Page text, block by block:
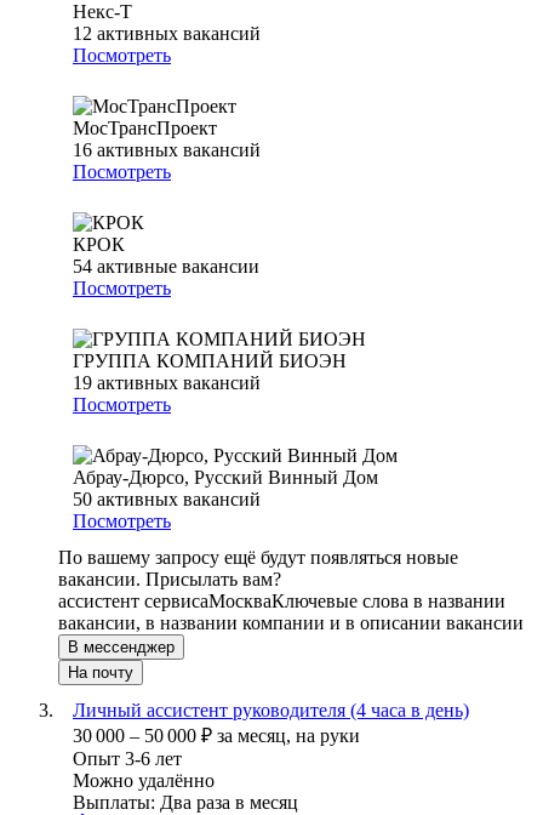
Некс-Т
12 активных вакансий
Посмотреть
МосТрансПроект
16 активных вакансий
Посмотреть
КРОК
54 активные вакансии
Посмотреть
ГРУППА КОМПАНИЙ БИОЭН
19 активных вакансий
Посмотреть
Абрау-Дюрсо, Русский Винный Дом
50 активных вакансий
Посмотреть
По вашему запросу ещё будут появляться новые
вакансии. Присылать вам?
ассистент сервисаМоскваКлючевые слова в названии
вакансии, в названии компании и в описании вакансии
В мессенджер
На почту
Личный ассистент руководителя (4 часа в день)
30 000 – 50 000 ₽ за месяц, на руки
Опыт 3-6 лет
Можно удалённо
Выплаты: Два раза в месяц